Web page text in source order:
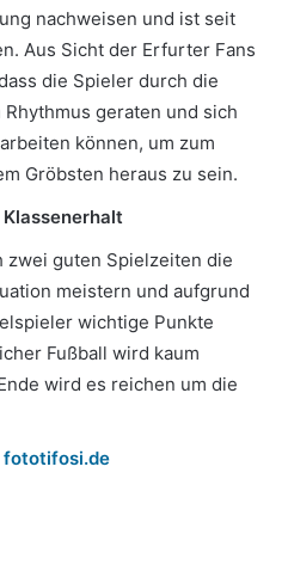
nachweisen und ist seit
Aus Sicht der Erfurter Fans
die Spieler durch die
geraten und sich
können, um zum
Gröbsten heraus zu sein.
zwei guten Spielzeiten die
meistern und aufgrund
wichtige Punkte
Fußball wird kaum
wird es reichen um die
fototifosi.de